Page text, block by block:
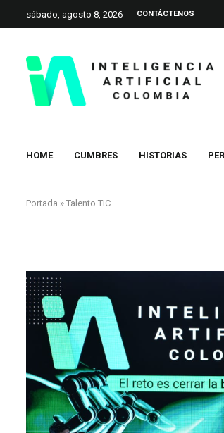
sábado, agosto 8, 2026 CONTÁCTENOS
HOME CUMBRES HISTORIAS
Portada » Talento TIC